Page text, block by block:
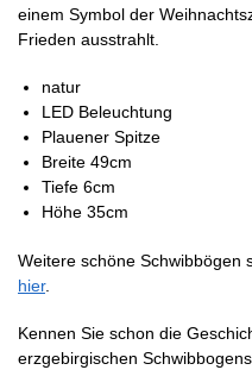
einem Symbol der
Frieden ausstrahlt.
natur
LED Beleuchtung
Plauener Spitze
Breite 49cm
Tiefe 6cm
Höhe 35cm
Weitere schöne Schwibbögen
hier.
Kennen Sie schon die
erzgebirgischen